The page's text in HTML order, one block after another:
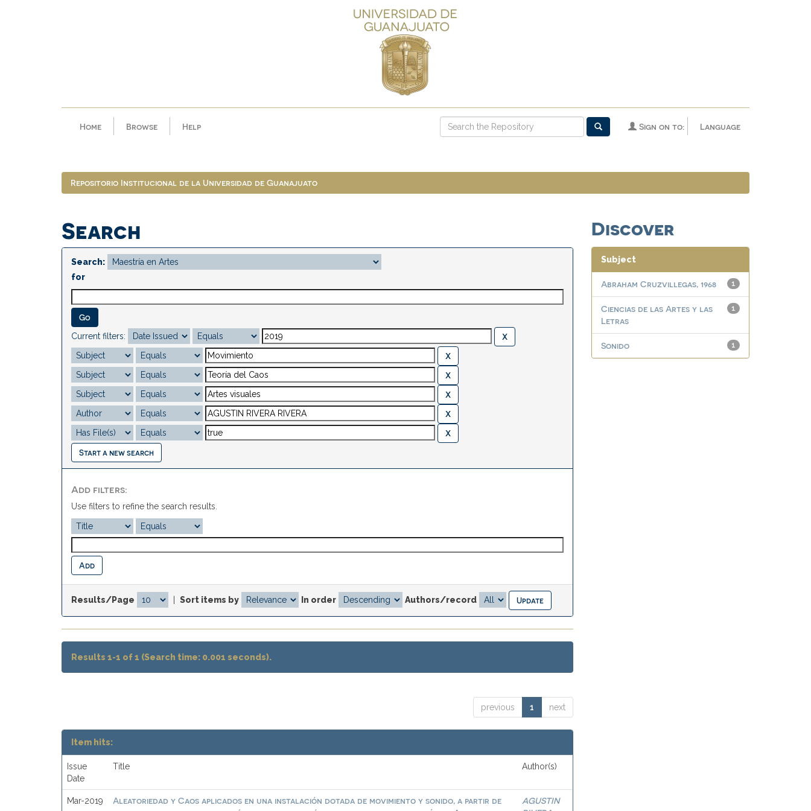
Home Browse Help Language
Sign on to:
Repositorio Institucional de la Universidad de Guanajuato
Search
Search:
for
Current filters:
Start a new search
Add filters:
Use filters to refine the search results.
Results/Page Sort items by In order Authors/record
Results 1-1 of 1 (Search time: 0.001 seconds).
previous 1 next
Item hits:
Issue
Date
Title Author(s)
Mar-2019
Aleatoriedad y Caos aplicados en una instalación dotada de movimiento y sonido, a partir de
AGUSTIN
Discover
Subject
1
Abraham Cruzvillegas, 1968
1
Ciencias de las Artes y las
Letras
1
Sonido